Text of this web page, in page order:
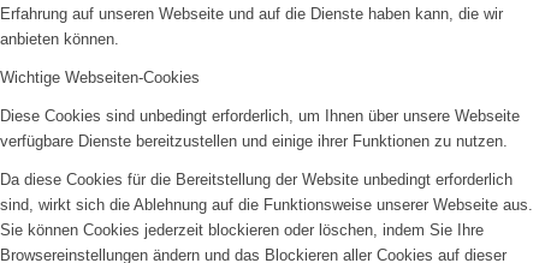
Erfahrung auf unseren Webseite und auf die Dienste haben kann, die wir
anbieten können.
Wichtige Webseiten-Cookies
Diese Cookies sind unbedingt erforderlich, um Ihnen über unsere Webseite
verfügbare Dienste bereitzustellen und einige ihrer Funktionen zu nutzen.
Da diese Cookies für die Bereitstellung der Website unbedingt erforderlich
sind, wirkt sich die Ablehnung auf die Funktionsweise unserer Webseite aus.
Sie können Cookies jederzeit blockieren oder löschen, indem Sie Ihre
Browsereinstellungen ändern und das Blockieren aller Cookies auf dieser